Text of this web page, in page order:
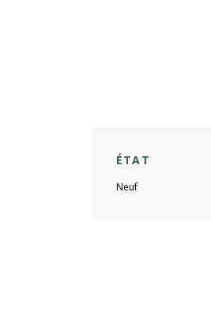
ÉTAT
Neuf